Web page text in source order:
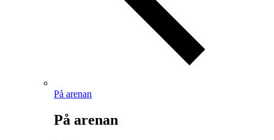
På arenan
På arenan